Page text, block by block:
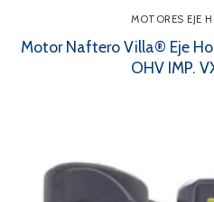
MOTORES EJE
Motor Naftero Villa® Eje
OHV IMP.